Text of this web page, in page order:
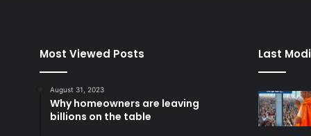
Most Viewed Posts
August 31, 2023
Why homeowners are leaving
billions on the table
Last